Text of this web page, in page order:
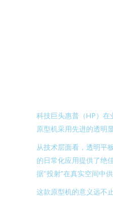
科技巨头惠普（HP）
原型机采用先进的透明
从技术层面看，透明平
的日常化应用提供了绝
据“投射”在真实空间中
这款原型机的意义远不